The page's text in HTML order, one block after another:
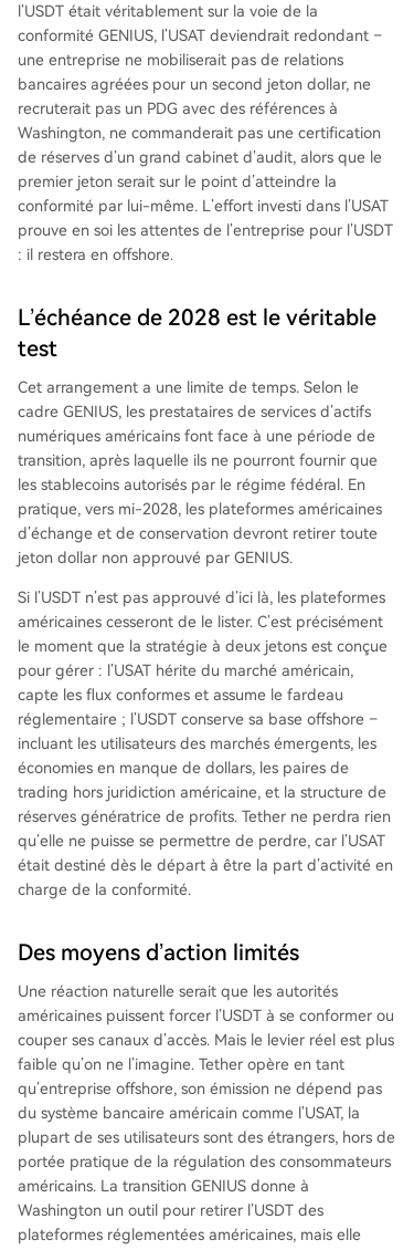
l’USDT était véritablement sur la voie de la
conformité GENIUS, l’USAT deviendrait redondant –
une entreprise ne mobiliserait pas de relations
bancaires agréées pour un second jeton dollar, ne
recruterait pas un PDG avec des références à
Washington, ne commanderait pas une certification
de réserves d’un grand cabinet d’audit, alors que le
premier jeton serait sur le point d’atteindre la
conformité par lui-même. L’effort investi dans l’USAT
prouve en soi les attentes de l’entreprise pour l’USDT
: il restera en offshore.
L’échéance de 2028 est le véritable
test
Cet arrangement a une limite de temps. Selon le
cadre GENIUS, les prestataires de services d’actifs
numériques américains font face à une période de
transition, après laquelle ils ne pourront fournir que
les stablecoins autorisés par le régime fédéral. En
pratique, vers mi-2028, les plateformes américaines
d’échange et de conservation devront retirer toute
jeton dollar non approuvé par GENIUS.
Si l’USDT n’est pas approuvé d’ici là, les plateformes
américaines cesseront de le lister. C’est précisément
le moment que la stratégie à deux jetons est conçue
pour gérer : l’USAT hérite du marché américain,
capte les flux conformes et assume le fardeau
réglementaire ; l’USDT conserve sa base offshore –
incluant les utilisateurs des marchés émergents, les
économies en manque de dollars, les paires de
trading hors juridiction américaine, et la structure de
réserves génératrice de profits. Tether ne perdra rien
qu’elle ne puisse se permettre de perdre, car l’USAT
était destiné dès le départ à être la part d’activité en
charge de la conformité.
Des moyens d’action limités
Une réaction naturelle serait que les autorités
américaines puissent forcer l’USDT à se conformer ou
couper ses canaux d’accès. Mais le levier réel est plus
faible qu’on ne l’imagine. Tether opère en tant
qu’entreprise offshore, son émission ne dépend pas
du système bancaire américain comme l’USAT, la
plupart de ses utilisateurs sont des étrangers, hors de
portée pratique de la régulation des consommateurs
américains. La transition GENIUS donne à
Washington un outil pour retirer l’USDT des
plateformes réglementées américaines, mais elle